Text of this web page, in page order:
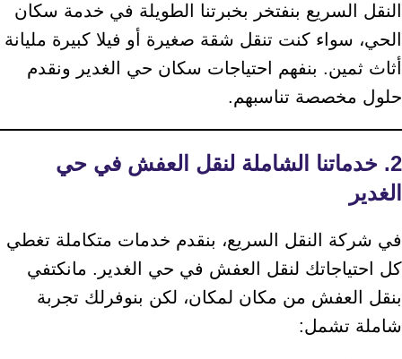
النقل السريع بنفتخر بخبرتنا الطويلة في خدمة سكان
الحي، سواء كنت تنقل شقة صغيرة أو فيلا كبيرة مليانة
أثاث ثمين. بنفهم احتياجات سكان حي الغدير ونقدم
حلول مخصصة تناسبهم.
2. خدماتنا الشاملة لنقل العفش في حي
الغدير
في شركة النقل السريع، بنقدم خدمات متكاملة تغطي
كل احتياجاتك لنقل العفش في حي الغدير. مانكتفي
بنقل العفش من مكان لمكان، لكن بنوفرلك تجربة
شاملة تشمل: